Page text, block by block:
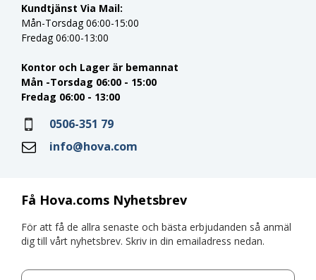
Få Hova.coms Nyhetsbrev
För att få de allra senaste och bästa erbjudanden så anmäl
dig till vårt nyhetsbrev. Skriv in din emailadress nedan.
Kundtjänst Via Mail:
Mån-Torsdag 06:00-15:00
Fredag 06:00-13:00
Kontor och Lager är bemannat
Mån -Torsdag 06:00 - 15:00
Fredag 06:00 - 13:00
0506-351 79
info@hova.com